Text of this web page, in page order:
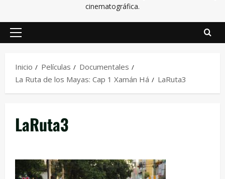
cinematográfica.
Inicio Películas
Documentales
La Ruta de los Mayas: Cap 1 Xamán Há
LaRuta3
LaRuta3